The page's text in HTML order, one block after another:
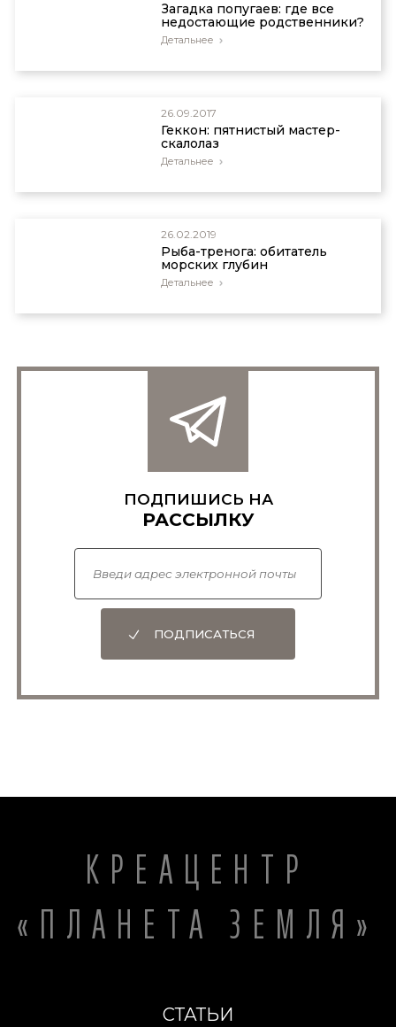
Загадка попугаев: где все
недостающие родственники?
Детальнее
26.09.2017
Геккон: пятнистый мастер-
скалолаз
Детальнее
26.02.2019
Рыба-тренога: обитатель
морских глубин
Детальнее
ПОДПИШИСЬ НА
РАССЫЛКУ
ПОДПИСАТЬСЯ
КРЕАЦЕНТР
«ПЛАНЕТА ЗЕМЛЯ»
СТАТЬИ